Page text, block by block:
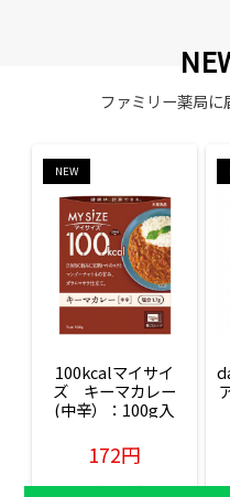
ファミリー薬局に
NEW
100kcalマイサイ
ズ　キーマカレー
(中辛）：100g入
172円
販売価格(税込)